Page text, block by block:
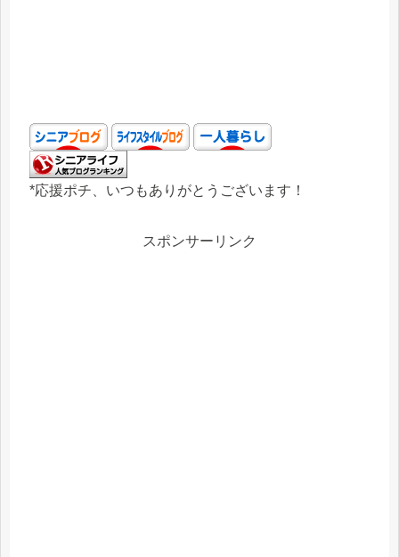
*応援ポチ、いつもありがとうございます！
スポンサーリンク